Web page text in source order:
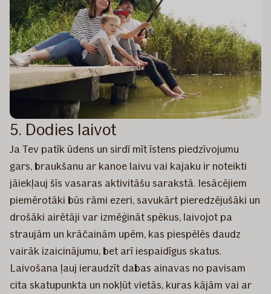
5. Dodies laivot
Ja Tev patīk ūdens un sirdī mīt īstens piedzīvojumu
gars, braukšanu ar kanoe laivu vai kajaku ir noteikti
jāiekļauj šīs vasaras aktivitāšu sarakstā. Iesācējiem
piemērotāki būs rāmi ezeri, savukārt pieredzējušāki un
drošāki airētāji var izmēģināt spēkus, laivojot pa
straujām un krāčainām upēm, kas piespēlēs daudz
vairāk izaicinājumu, bet arī iespaidīgus skatus.
Laivošana ļauj ieraudzīt dabas ainavas no pavisam
cita skatupunkta un nokļūt vietās, kuras kājām vai ar